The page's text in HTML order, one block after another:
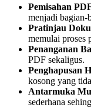
Pemisahan
menjadi bagian-
Pratinjau
memulai proses
Penanganan
PDF sekaligus.
Penghapusan
kosong yang
Antarmuka
sederhana